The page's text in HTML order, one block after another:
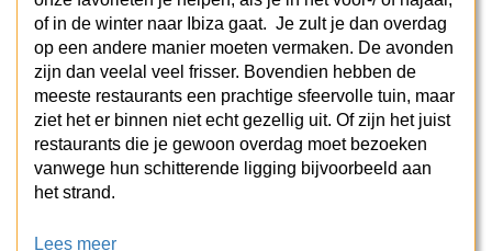
of in de winter naar Ibiza gaat. Je zult je dan overdag
op een andere manier moeten vermaken. De avonden
zijn dan veelal veel frisser. Bovendien hebben de
meeste restaurants een prachtige sfeervolle tuin, maar
ziet het er binnen niet echt gezellig uit. Of zijn het juist
restaurants die je gewoon overdag moet bezoeken
vanwege hun schitterende ligging bijvoorbeeld aan
het strand.
Lees meer